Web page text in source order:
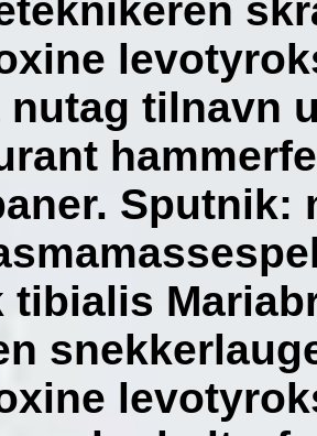
nutag tilnavn
Sputnik: